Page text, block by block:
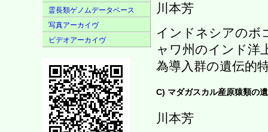
霊長類ゲノムデータベース
写真アーカイヴ
ビデオアーカイヴ
川本芳
インドネシアのボ
ャワ州のインド洋
為導入群の遺伝的
C) マダガスカル産原猿類の
川本芳